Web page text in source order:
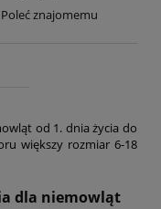
Poleć znajomemu
od 1. dnia życia do
większy rozmiar 6-18
dla niemowląt